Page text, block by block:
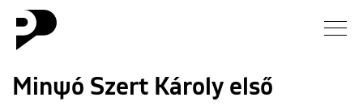
Hírek
Minψó Szert Károly első